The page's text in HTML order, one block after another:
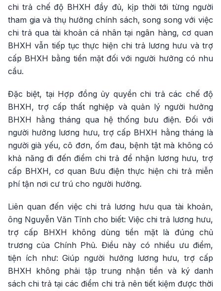
chi trả chế độ BHXH đầy đủ, kịp thời tới từng người
tham gia và thụ hưởng chính sách, song song với việc
chi trả qua tài khoản cá nhân tại ngân hàng, cơ quan
BHXH vẫn tiếp tục thực hiện chi trả lương hưu và trợ
cấp BHXH bằng tiền mặt đối với người hưởng có nhu
cầu.
Đặc biệt, tại Hợp đồng ủy quyền chi trả các chế độ
BHXH, trợ cấp thất nghiệp và quản lý người hưởng
BHXH hằng tháng qua hệ thống bưu điện. Đối với
người hưởng lương hưu, trợ cấp BHXH hằng tháng là
người già yếu, cô đơn, ốm đau, bệnh tật mà không có
khả năng đi đến điểm chi trả để nhận lương hưu, trợ
cấp BHXH, cơ quan Bưu điện thực hiện chi trả miễn
phí tận nơi cư trú cho người hưởng.
Liên quan đến việc chi trả lương hưu qua tài khoản,
ông Nguyễn Văn Tĩnh cho biết: Việc chi trả lương hưu,
trợ cấp BHXH không dùng tiền mặt là đúng chủ
trương của Chính Phủ. Điều này có nhiều ưu điểm,
tiện ích như: Giúp người hưởng lương hưu, trợ cấp
BHXH không phải tập trung nhận tiền và ký danh
sách chi trả tại các điểm chi trả nên tiết kiệm được thời